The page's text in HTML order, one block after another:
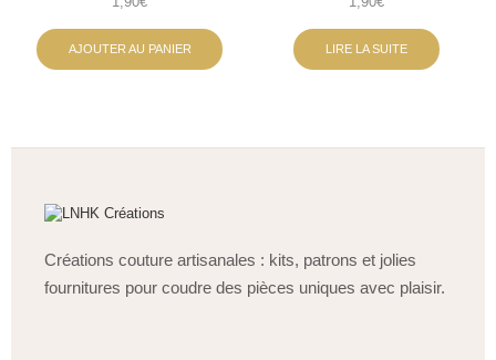
AJOUTER AU PANIER LIRE LA SUITE
Créations couture artisanales : kits, patrons et jolies
fournitures pour coudre des pièces uniques avec plaisir.